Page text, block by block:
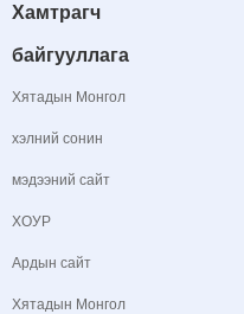
Хамтрагч
байгууллага
Хятадын Монгол
хэлний сонин
мэдээний сайт
ХОУР
Ардын сайт
Хятадын Монгол